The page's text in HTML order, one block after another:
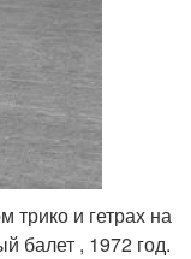
трико и гетрах на
балет , 1972 год.